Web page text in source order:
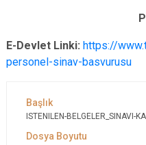
E-Devlet Linki: https://
personel-sinav-basvurusu
ISTENILEN-BELGELER_SINAVI-